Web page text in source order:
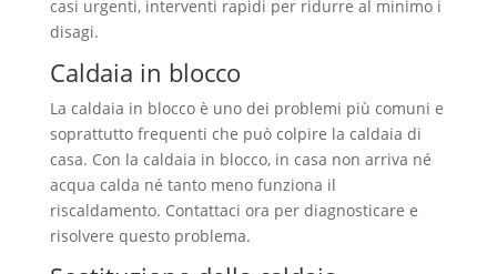
casi urgenti, interventi rapidi per ridurre al minimo i
disagi.
Caldaia in blocco
La caldaia in blocco è uno dei problemi più comuni e
soprattutto frequenti che può colpire la caldaia di
casa. Con la caldaia in blocco, in casa non arriva né
acqua calda né tanto meno funziona il
riscaldamento. Contattaci ora per diagnosticare e
risolvere questo problema.